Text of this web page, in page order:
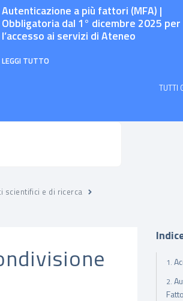
Autenticazione a più fattori (MFA) |
Obbligatoria dal 1° dicembre 2025 per
l’accesso ai servizi di Ateneo
LEGGI TUTTO
TUTTI
scientifici e di ricerca